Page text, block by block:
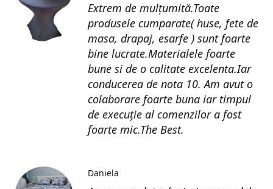
Extrem de mulțumită.Toate
produsele cumparate( huse, fete de
masa, drapaj, esarfe ) sunt foarte
bine lucrate.Materialele foarte
bune si de o calitate excelenta.Iar
conducerea de nota 10. Am avut o
colaborare foarte buna iar timpul
de execuție al comenzilor a fost
foarte mic.The Best.
Daniela